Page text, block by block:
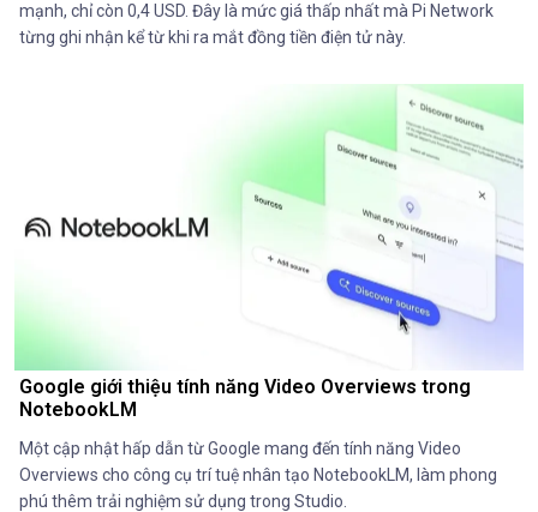
mạnh, chỉ còn 0,4 USD. Đây là mức giá thấp nhất mà Pi Network
từng ghi nhận kể từ khi ra mắt đồng tiền điện tử này.
Google giới thiệu tính năng Video Overviews trong
NotebookLM
Một cập nhật hấp dẫn từ Google mang đến tính năng Video
Overviews cho công cụ trí tuệ nhân tạo NotebookLM, làm phong
phú thêm trải nghiệm sử dụng trong Studio.